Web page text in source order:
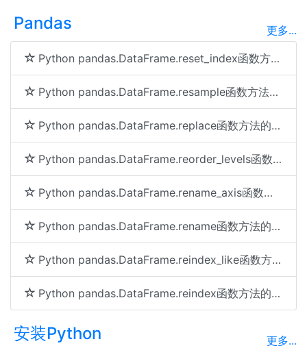
Pandas 更多...
Python pandas.DataFrame.reset_index函数方法的使用
Python pandas.DataFrame.resample函数方法的使用
Python pandas.DataFrame.replace函数方法的使用
Python pandas.DataFrame.reorder_levels函数方法的使用
Python pandas.DataFrame.rename_axis函数方法的使用
Python pandas.DataFrame.rename函数方法的使用
Python pandas.DataFrame.reindex_like函数方法的使用
Python pandas.DataFrame.reindex函数方法的使用
安装Python 更多...